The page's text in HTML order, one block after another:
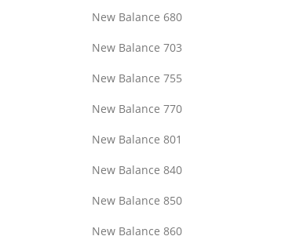
New Balance 680
New Balance 703
New Balance 755
New Balance 770
New Balance 801
New Balance 840
New Balance 850
New Balance 860